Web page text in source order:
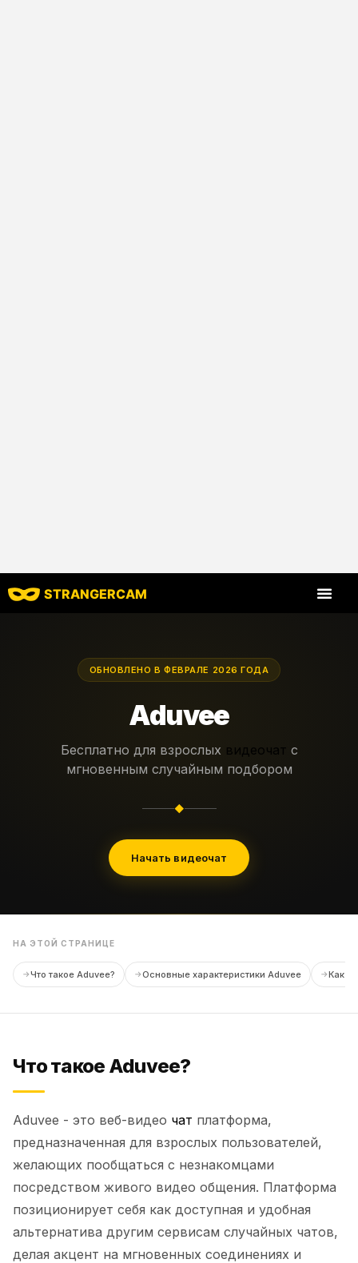
STRANGERCAM
ОБНОВЛЕНО В ФЕВРАЛЕ 2026 ГОДА
Aduvee
Бесплатно для взрослых видеочат с
мгновенным случайным подбором
◆
Начать видеочат
НА ЭТОЙ СТРАНИЦЕ
Что такое Aduvee? Основные характеристики Aduvee Как
Что такое Aduvee?
Aduvee - это веб-видео чат платформа,
предназначенная для взрослых пользователей,
желающих пообщаться с незнакомцами
посредством живого видео общения. Платформа
позиционирует себя как доступная и удобная
альтернатива другим сервисам случайных чатов,
делая акцент на мгновенных соединениях и